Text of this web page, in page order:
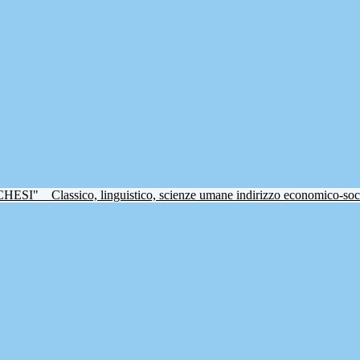
Classico, linguistico, scienze umane indirizzo economico-